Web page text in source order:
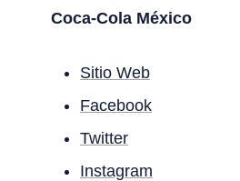
Coca-Cola México
Sitio Web
Facebook
Twitter
Instagram